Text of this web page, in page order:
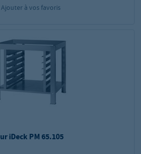
Ajouter à vos favoris
iDeck PM 65.105